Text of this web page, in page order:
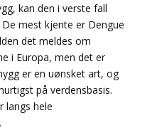
kan den i verste fall
mest kjente er Dengue
det meldes om
i Europa, men det er
er en uønsket art, og
på verdensbasis.
langs hele